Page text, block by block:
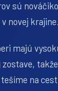
sú
novej krajine.
majú
na